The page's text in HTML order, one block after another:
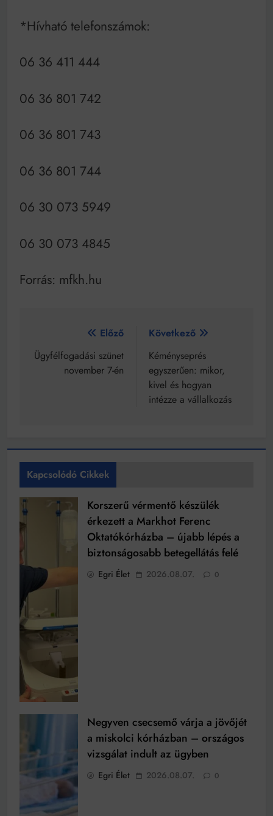
*Hívható telefonszámok:
06 36 411 444
06 36 801 742
06 36 801 743
06 36 801 744
06 30 073 5949
06 30 073 4845
Forrás: mfkh.hu
Bejegyzés
navigáció
Előző
Ügyfélfogadási szünet
november 7-én
Következő
Kéményseprés
egyszerűen: mikor,
kivel és hogyan
intézze a vállalkozás
Kapcsolódó Cikkek
Korszerű vérmentő készülék
érkezett a Markhot Ferenc
Oktatókórházba – újabb lépés a
biztonságosabb betegellátás felé
Egri Élet 2026.08.07. 0
Negyven csecsemő várja a jövőjét
a miskolci kórházban – országos
vizsgálat indult az ügyben
Egri Élet 2026.08.07. 0